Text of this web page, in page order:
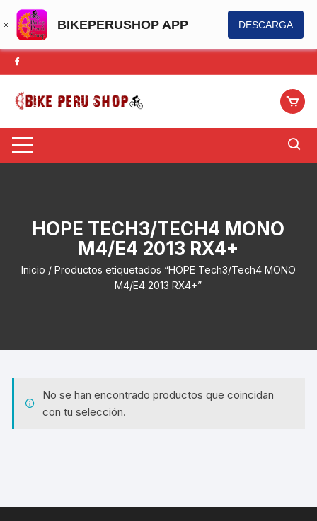
BIKEPERUSHOP APP DESCARGA
Saltar
al
contenido
HOPE TECH3/TECH4 MONO
M4/E4 2013 RX4+
Inicio / Productos etiquetados “HOPE Tech3/Tech4 MONO
M4/E4 2013 RX4+”
No se han encontrado productos que coincidan
con tu selección.